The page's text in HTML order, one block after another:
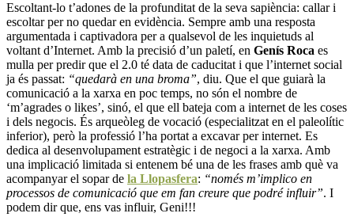
Escoltant-lo t’adones de la profunditat de la seva sapiència: callar i
escoltar per no quedar en evidència. Sempre amb una resposta
argumentada i captivadora per a qualsevol de les inquietuds al
voltant d’Internet. Amb la precisió d’un paletí, en Genís Roca es
mulla per predir que el 2.0 té data de caducitat i que l’internet social
ja és passat: “quedarà en una broma”, diu. Que el que guiarà la
comunicació a la xarxa en poc temps, no són el nombre de
‘m’agrades o likes’, sinó, el que ell bateja com a internet de les coses
i dels negocis. És arqueòleg de vocació (especialitzat en el paleolític
inferior), però la professió l’ha portat a excavar per internet. Es
dedica al desenvolupament estratègic i de negoci a la xarxa. Amb
una implicació limitada si entenem bé una de les frases amb què va
acompanyar el sopar de la Llopasfera: “només m’implico en
processos de comunicació que em fan creure que podré influir”. I
podem dir que, ens vas influir, Geni!!!